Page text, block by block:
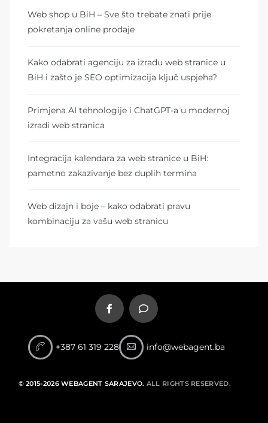
Web shop u BiH – Sve što trebate znati prije
pokretanja online prodaje
Kako odabrati agenciju za izradu web stranice u
BiH i zašto je SEO optimizacija ključ uspjeha?
Primjena AI tehnologije i ChatGPT-a u modernoj
izradi web stranica
Integracija kalendara za web stranice u BiH:
pametno zakazivanje bez duplih termina
Web dizajn i boje – kako odabrati pravu
kombinaciju za vašu web stranicu
+387 61 319 228 info@webagent.ba
© 2015-2026 WEBAGENT SARAJEVO. ALL RIGHTS RESERVED.